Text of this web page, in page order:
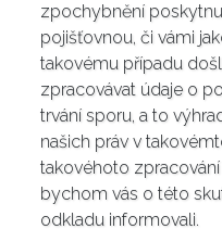
zpochybnění
pojišťovnou, či vámi
takovému případu
zpracovávat údaje o
trvání sporu, a to
našich práv v
takovéhoto
bychom vás o této
odkladu informovali.